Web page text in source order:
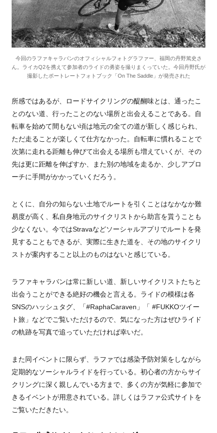
今回のラファキャラバンのオフィシャルフォトグラファー、福岡の丹野篤史さ
ん。ライカQ2を携えて参加者のライドの勇姿を撮りまくっていた。今回丹野氏が
撮影したポートレートフォトブック「On The Saddle」が発売された
所感ではあるが、ロードサイクリングの醍醐味とは、通ったこ
とのない道、行ったことのない場所と出会えることである。自
転車を始めて間もない頃は地元の全ての道が新しく感じられ、
ただ走ることが楽しくて仕方なかった。自転車に慣れることで
次第に走れる距離も伸びて出会える場所も増えていくが、その
先は更に距離を伸ばすか、また別の地域を走るか、少しアプロ
ーチに手間がかかっていくだろう。
とくに、自分の知らない土地でルートを引くことはなかなか難
易度が高く、私自身地元のサイクリストから助言を貰うことも
少なくない。今ではStravaなどソーシャルアプリでルートを発
見することもできるが、実際に生きた道を、その地のサイクリ
ストが案内すること以上のものはないと感じている。
ラファキャラバンは常に新しい道、新しいサイクリストたちと
出会うことができる絶好の機会と言える。ライドの模様は各
SNSのハッシュタグ、「#RaphaCaraven」「 #FUKKOツイー
ト旅」などでご覧いただけるので、気になった方はぜひライド
の軌跡を写真で追っていただければ幸いだ。
また同イベントに限らず、ラファでは感染予防対策をしながら
定期的なソーシャルライドを行っている。初心者の方からサイ
クリングに深く親しんでいる方まで、多くの方が気軽に参加で
きるイベントが用意されている。詳しくはラファ公式サイトを
ご覧いただきたい。